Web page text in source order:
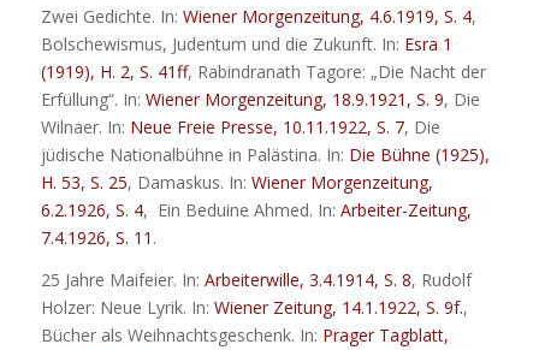
Zwei Gedichte. In: Wiener Morgenzeitung, 4.6.1919, S. 4,
Bolschewismus, Judentum und die Zukunft. In: Esra 1
(1919), H. 2, S. 41ff, Rabindranath Tagore: „Die Nacht der
Erfüllung“. In: Wiener Morgenzeitung, 18.9.1921, S. 9, Die
Wilnaer. In: Neue Freie Presse, 10.11.1922, S. 7, Die
jüdische Nationalbühne in Palästina. In: Die Bühne (1925),
H. 53, S. 25, Damaskus. In: Wiener Morgenzeitung,
6.2.1926, S. 4, Ein Beduine Ahmed. In: Arbeiter-Zeitung,
7.4.1926, S. 11 .
25 Jahre Maifeier. In: Arbeiterwille, 3.4.1914, S. 8, Rudolf
Holzer: Neue Lyrik. In: Wiener Zeitung, 14.1.1922, S. 9f.,
Bücher als Weihnachtsgeschenk. In: Prager Tagblatt,